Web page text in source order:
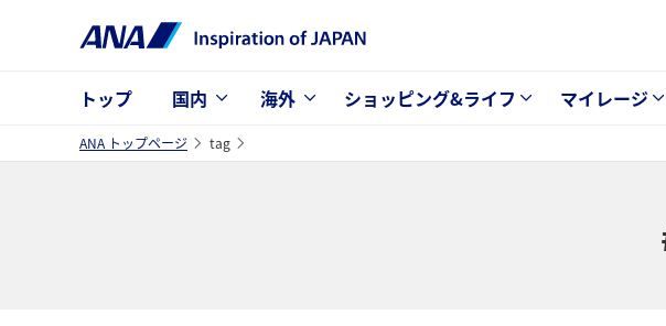
トップ 国内 海外 ショッピング&ライフ マイレージ
ANA トップページ tag